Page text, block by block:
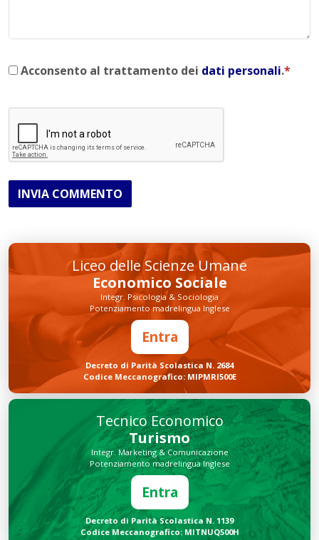
Acconsento al trattamento dei dati personali.*
INVIA COMMENTO
Liceo delle Scienze Umane
Economico Sociale
Integr. Psicologia & Sociologia
Potenziamento madrelingua Inglese
Entra
Decreto di Parità Scolastica N. 2684
Codice Meccanografico: MIPMRI500E
Tecnico Economico
Turismo
Integr. Marketing & Comunicazione
Potenziamento madrelingua Inglese
Entra
Decreto di Parità Scolastica N. 1139
Codice Meccanografico: MITNUQ500H